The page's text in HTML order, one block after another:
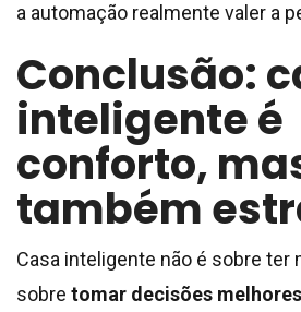
a automação realmente valer a
Conclusão:
inteligente é
conforto,
também
Casa inteligente não é sobre ter
sobre tomar decisões melhores